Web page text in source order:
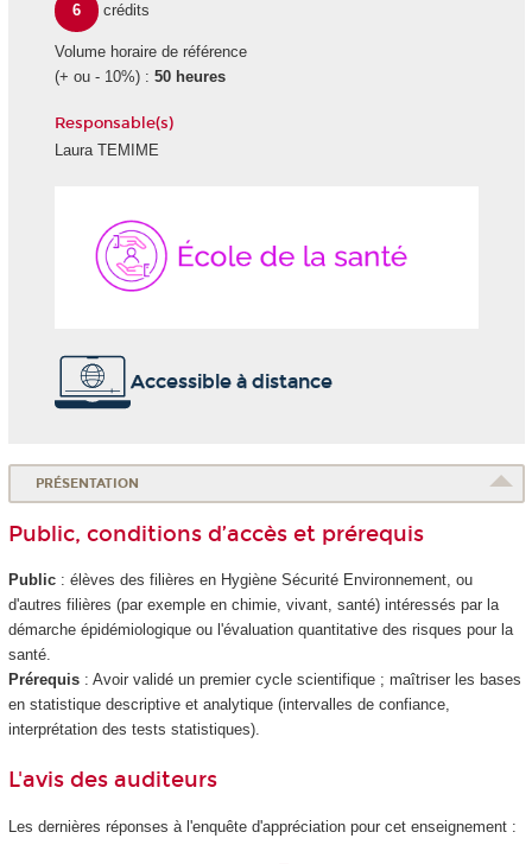
6
crédits
Volume horaire de référence
(+ ou - 10%) : 50 heures
Responsable(s)
Laura TEMIME
Accessible à distance
PRÉSENTATION
Public, conditions d’accès et prérequis
Public: élèves des filières en Hygiène Sécurité Environnement, ou
d'autres filières (par exemple en chimie, vivant, santé) intéressés par la
démarche épidémiologique ou l'évaluation quantitative des risques pour la
santé.
Prérequis: Avoir validé un premier cycle scientifique ; maîtriser les bases
en statistique descriptive et analytique (intervalles de confiance,
interprétation des tests statistiques).
L'avis des auditeurs
Les dernières réponses à l'enquête d'appréciation pour cet enseignement :